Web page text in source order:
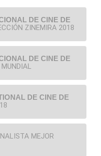
DE CINE DE
ZINEMIRA 2018
DE CINE DE
MUNDIAL
DE CINE DE
MEJOR